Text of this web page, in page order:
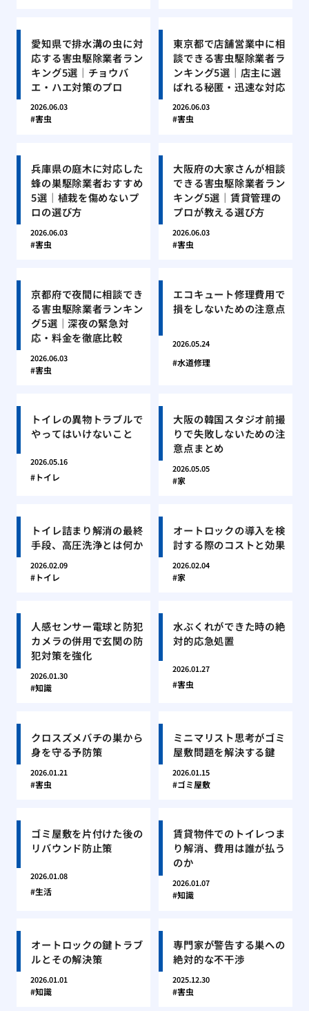
愛知県で排水溝の虫に対
応する害虫駆除業者ラン
キング5選｜チョウバ
エ・ハエ対策のプロ
2026.06.03
害虫
東京都で店舗営業中に相
談できる害虫駆除業者ラ
ンキング5選｜店主に選
ばれる秘匿・迅速な対応
2026.06.03
害虫
兵庫県の庭木に対応した
蜂の巣駆除業者おすすめ
5選｜植栽を傷めないプ
ロの選び方
2026.06.03
害虫
大阪府の大家さんが相談
できる害虫駆除業者ラン
キング5選｜賃貸管理の
プロが教える選び方
2026.06.03
害虫
京都府で夜間に相談でき
る害虫駆除業者ランキン
グ5選｜深夜の緊急対
応・料金を徹底比較
2026.06.03
害虫
エコキュート修理費用で
損をしないための注意点
2026.05.24
水道修理
トイレの異物トラブルで
やってはいけないこと
2026.05.16
トイレ
大阪の韓国スタジオ前撮
りで失敗しないための注
意点まとめ
2026.05.05
家
トイレ詰まり解消の最終
手段、高圧洗浄とは何か
2026.02.09
トイレ
オートロックの導入を検
討する際のコストと効果
2026.02.04
家
人感センサー電球と防犯
カメラの併用で玄関の防
犯対策を強化
2026.01.30
知識
水ぶくれができた時の絶
対的応急処置
2026.01.27
害虫
クロスズメバチの巣から
身を守る予防策
2026.01.21
害虫
ミニマリスト思考がゴミ
屋敷問題を解決する鍵
2026.01.15
ゴミ屋敷
ゴミ屋敷を片付けた後の
リバウンド防止策
2026.01.08
生活
賃貸物件でのトイレつま
り解消、費用は誰が払う
のか
2026.01.07
知識
オートロックの鍵トラブ
ルとその解決策
2026.01.01
知識
専門家が警告する巣への
絶対的な不干渉
2025.12.30
害虫